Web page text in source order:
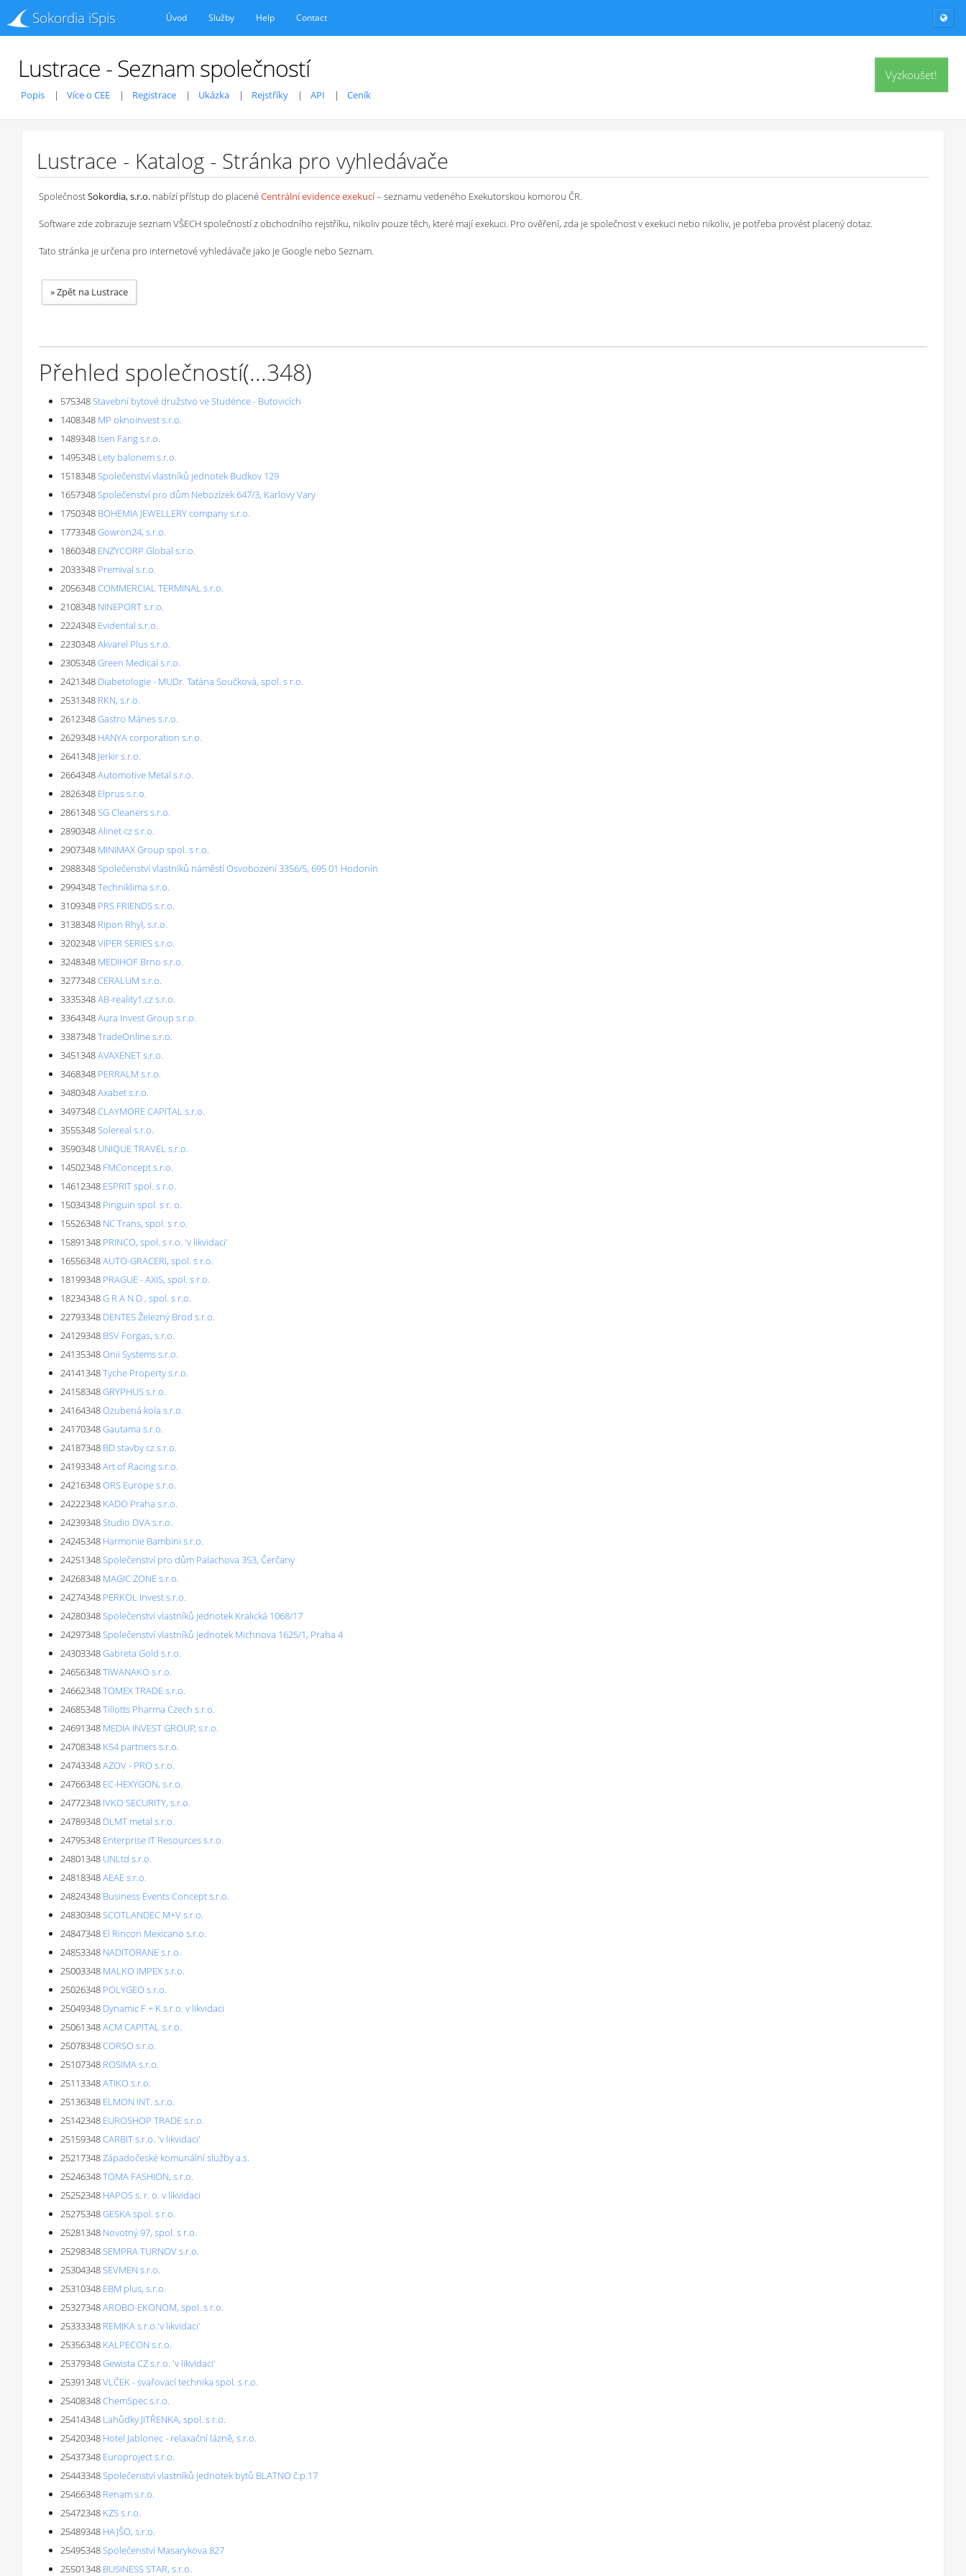
Sokordia iSpis Úvod Služby Help Contact
Vyzkoušet!
Lustrace - Seznam společností
Popis Více o CEE Registrace Ukázka Rejstříky API Ceník
Lustrace - Katalog - Stránka pro vyhledávače
SpolečnostSokordia, s.r.o. nabízí přístup do placenéCentrální evidence exekucí– seznamu vedeného Exekutorskou komorou ČR.
Software zde zobrazuje seznam VŠECH společností z obchodního rejstříku, nikoliv pouze těch, které mají exekuci. Pro ověření, zda je společnost v exekuci nebo nikoliv, je potřeba provést placený dotaz.
Tato stránka je určena pro internetové vyhledávače jako je Google nebo Seznam.
»Zpět na Lustrace
Přehled společností(...348)
575348Stavební bytové družstvo ve Studénce - Butovicích
1408348 MP oknoinvest s.r.o.
1489348 Isen Fang s.r.o.
1495348 Lety balonem s.r.o.
1518348Společenství vlastníků jednotek Budkov 129
1657348Společenství pro dům Nebozízek 647/3, Karlovy Vary
1750348 BOHEMIA JEWELLERY company s.r.o.
1773348Gowron24, s.r.o.
1860348 ENZYCORP Global s.r.o.
2033348 Premival s.r.o.
2056348COMMERCIAL TERMINAL s.r.o.
2108348 NINEPORT s.r.o.
2224348 Evidental s.r.o.
2230348Akvarel Plus s.r.o.
2305348Green Medical s.r.o.
2421348 Diabetologie - MUDr. Taťána Součková, spol. s r.o.
2531348 RKN, s.r.o.
2612348Gastro Mánes s.r.o.
2629348 HANYA corporation s.r.o.
2641348 Jerkir s.r.o.
2664348Automotive Metal s.r.o.
2826348 Elprus s.r.o.
2861348SG Cleaners s.r.o.
2890348Alinet cz s.r.o.
2907348 MINIMAX Group spol. s r.o.
2988348Společenství vlastníků náměstí Osvobození 3356/5, 695 01 Hodonín
2994348Techniklima s.r.o.
3109348 PRS FRIENDS s.r.o.
3138348 Ripon Rhyl, s.r.o.
3202348VIPER SERIES s.r.o.
3248348 MEDIHOF Brno s.r.o.
3277348CERALUM s.r.o.
3335348AB-reality1.cz s.r.o.
3364348Aura Invest Group s.r.o.
3387348TradeOnline s.r.o.
3451348AVAXENET s.r.o.
3468348 PERRALM s.r.o.
3480348Axabet s.r.o.
3497348CLAYMORE CAPITAL s.r.o.
3555348Solereal s.r.o.
3590348 UNIQUE TRAVEL s.r.o.
14502348 FMConcept s.r.o.
14612348 ESPRIT spol. s r.o.
15034348 Pinguin spol. s r. o.
15526348 NC Trans, spol. s r.o.
15891348 PRINCO, spol. s r.o. 'v likvidaci'
16556348AUTO-GRACERI, spol. s r.o.
18199348 PRAGUE - AXIS, spol. s r.o.
18234348G R A N D , spol. s r.o.
22793348 DENTES Železný Brod s.r.o.
24129348 BSV Forgas, s.r.o.
24135348Onii Systems s.r.o.
24141348Tyche Property s.r.o.
24158348GRYPHUS s.r.o.
24164348Ozubená kola s.r.o.
24170348Gautama s.r.o.
24187348 BD stavby cz s.r.o.
24193348Art of Racing s.r.o.
24216348ORS Europe s.r.o.
24222348 KADO Praha s.r.o.
24239348Studio DVA s.r.o.
24245348 Harmonie Bambini s.r.o.
24251348Společenství pro dům Palachova 353, Čerčany
24268348 MAGIC ZONE s.r.o.
24274348 PERKOL Invest s.r.o.
24280348Společenství vlastníků jednotek Kralická 1068/17
24297348Společenství vlastníků jednotek Michnova 1625/1, Praha 4
24303348Gabreta Gold s.r.o.
24656348TIWANAKO s.r.o.
24662348TOMEX TRADE s.r.o.
24685348Tillotts Pharma Czech s.r.o.
24691348 MEDIA INVEST GROUP, s.r.o.
24708348 K54 partners s.r.o.
24743348AZOV - PRO s.r.o.
24766348 EC-HEXYGON, s.r.o.
24772348 IVKO SECURITY, s.r.o.
24789348 DLMT metal s.r.o.
24795348 Enterprise IT Resources s.r.o.
24801348 UNLtd s.r.o.
24818348AEAE s.r.o.
24824348 Business Events Concept s.r.o.
24830348SCOTLANDEC M+V s.r.o.
24847348 El Rincon Mexicano s.r.o.
24853348 NADITORANE s.r.o.
25003348 MALKO IMPEX s.r.o.
25026348 POLYGEO s.r.o.
25049348 Dynamic F + K s.r.o. v likvidaci
25061348ACM CAPITAL s.r.o.
25078348CORSO s.r.o.
25107348 ROSIMA s.r.o.
25113348ATIKO s.r.o.
25136348 ELMON INT. s.r.o.
25142348 EUROSHOP TRADE s.r.o.
25159348CARBIT s.r.o. 'v likvidaci'
25217348Západočeské komunální služby a.s.
25246348TOMA FASHION, s.r.o.
25252348 HAPOS s. r. o. v likvidaci
25275348GESKA spol. s r.o.
25281348 Novotný 97, spol. s r.o.
25298348SEMPRA TURNOV s.r.o.
25304348SEVMEN s.r.o.
25310348 EBM plus, s.r.o.
25327348AROBO-EKONOM, spol. s r.o.
25333348 REMIKA s.r.o.'v likvidaci'
25356348 KALPECON s.r.o.
25379348Gewista CZ s.r.o. 'v likvidaci'
25391348VLČEK - svařovací technika spol. s r.o.
25408348ChemSpec s.r.o.
25414348 Lahůdky JITŘENKA, spol. s r.o.
25420348 Hotel Jablonec - relaxační lázně, s.r.o.
25437348 Europroject s.r.o.
25443348Společenství vlastníků jednotek bytů BLATNO č.p.17
25466348 Renam s.r.o.
25472348 KZS s.r.o.
25489348 HAJŠO, s.r.o.
25495348Společenství Masarykova 827
25501348 BUSINESS STAR, s.r.o.